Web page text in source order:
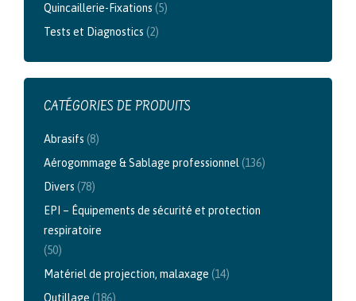
Quincaillerie-Fixations (5)
Tests et Diagnostics (2)
CATÉGORIES DE PRODUITS
Abrasifs (8)
Aérogommage & Sablage professionnel (136)
Divers (78)
EPI – Équipements de sécurité et protection
respiratoire
(50)
Matériel de projection, malaxage (14)
Outillage (186)